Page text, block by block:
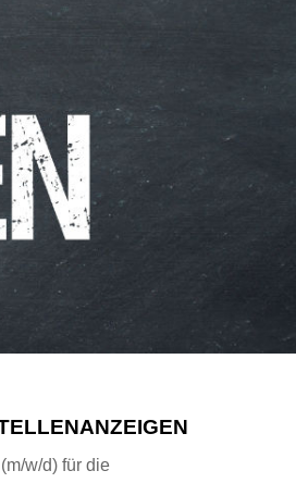
w/d) für die